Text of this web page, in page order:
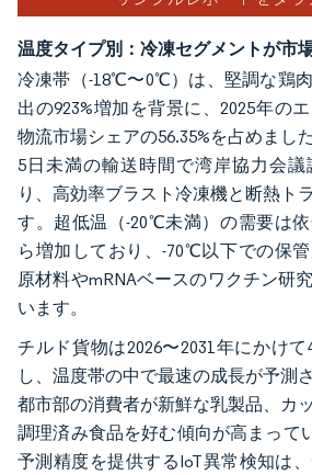
温度タイプ別：冷凍セグメントが市
冷凍帯（-18℃〜0℃）は、堅調な鶏
出の923%増加を背景に、2025年の
物流市場シェアの56.35%を占めまし
5日未満の輸送時間で湾岸協力会
り、高効率ブラスト冷凍機と断熱ト
す。超低温（-20℃未満）の需要は
ら増加しており、-70℃以下での保
原材料やmRNAベースのワクチン研
います。
チルド貨物は2026〜2031年にかけて
し、温度帯の中で最速の成長が予測
都市部の消費者が新鮮な乳製品、カ
調理済み食品を好む傾向が高まって
予測精度を提供するIoT異常検知は